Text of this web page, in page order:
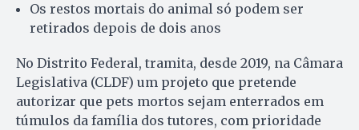
Os restos mortais do animal só podem ser
retirados depois de dois anos
No Distrito Federal, tramita, desde 2019, na Câmara
Legislativa (CLDF) um projeto que pretende
autorizar que pets mortos sejam enterrados em
túmulos da família dos tutores, com prioridade